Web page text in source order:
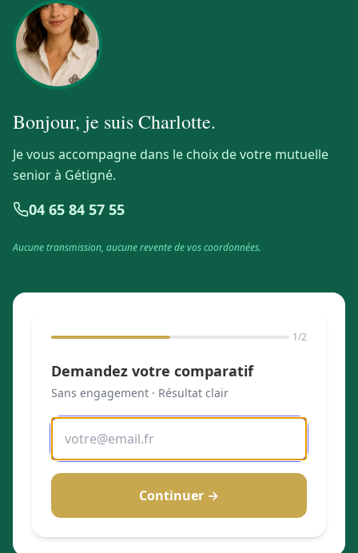
Bonjour, je suisCharlotte.
Je vous accompagne dans le choix de votre mutuelle
senior à Gétigné.
04 65 84 57 55
Aucune transmission, aucune revente de vos coordonnées.
1/2
Demandez votre comparatif
Sans engagement · Résultat clair
Continuer →